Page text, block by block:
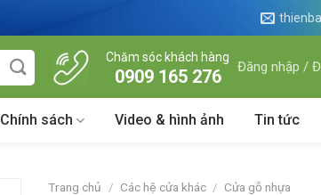
Chăm sóc khách hàng
0909 165 276 Đăng nhập /
Chính sách Video & hình ảnh Tin tức
Trang chủ / Các hệ cửa khác / Cửa gỗ nhựa